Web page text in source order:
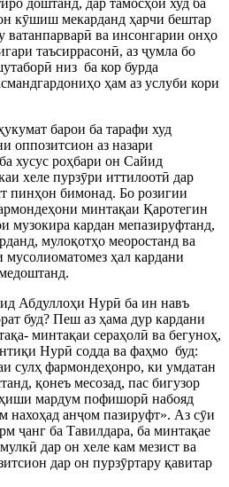
кӯшиш мекарданд ҳарчи бештар
ватанпарварӣ ва инсонгарии онҳо
таъсиррасонӣ, аз ҷумла бо
ӣ низ ба кор бурда
ҳам аз услуби кори
барои ба тарафи худ
оппозитсион аз назари
хусус роҳбари он Сайид
хеле пурзӯри иттилоотӣ дар
пинҳон бимонад. Бо розигии
минтақаи Қаротегин
музокира кардан мепазируфтанд,
мулоқотҳо меоростанд ва
ҳал кардани
Абдуллоҳи Нурӣ ба ин навъ
буд? Пеш аз ҳама дур кардани
минтақаи сераҳолӣ ва бегуноҳ,
Нурӣ содда ва фаҳмо буд:
сулҳ фармондеҳонро, ки умдатан
қонеъ месозад, пас бигузор
мардум пофишорӣ набояд
нахоҳад анҷом пазируфт». Аз сӯи
ҷанг ба Тавилдара, ба минтақае
ӣ дар он хеле кам мезист ва
дар он пурзӯртару қавитар